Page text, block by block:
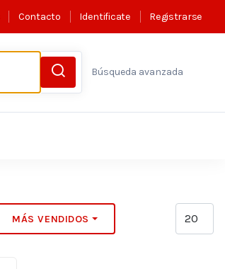
Contacto Identificate Registrarse
Búsqueda avanzada
MÁS VENDIDOS